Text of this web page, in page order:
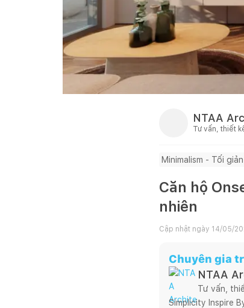
NTAA
Tư vấn, thiết
Minimalism - Tối giản
Căn hộ
nhiên
Cập nhật ngày 14/05/
Chuyên gia
NTAA
Tư vấn,
Simplicity Inspire